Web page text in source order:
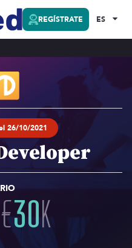
REGÍSTRATE ES
26/10/2021
€30K